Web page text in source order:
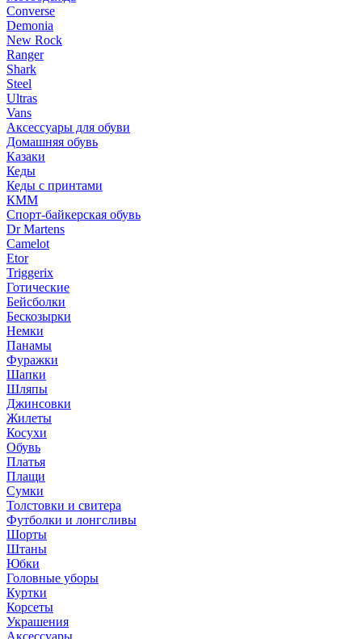
Converse
Demonia
New Rock
Ranger
Shark
Steel
Ultras
Vans
Аксессуары для обуви
Домашняя обувь
Казаки
Кеды
Кеды с принтами
КММ
Спорт-байкерская обувь
Dr Martens
Camelot
Etor
Triggerix
Готические
Бейсболки
Бескозырки
Немки
Панамы
Фуражки
Шапки
Шляпы
Джинсовки
Жилеты
Косухи
Обувь
Платья
Плащи
Сумки
Толстовки и свитера
Футболки и лонгсливы
Шорты
Штаны
Юбки
Головные уборы
Куртки
Корсеты
Украшения
Аксессуары